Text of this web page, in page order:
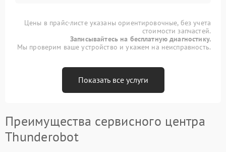
Цены в прайс-листе указаны ориентировочные, без учета
стоимости запчастей.
Записывайтесь на бесплатную диагностику.
Мы проверим ваше устройство и укажем на неисправность.
Показать все услуги
Преимущества сервисного центра
Thunderobot